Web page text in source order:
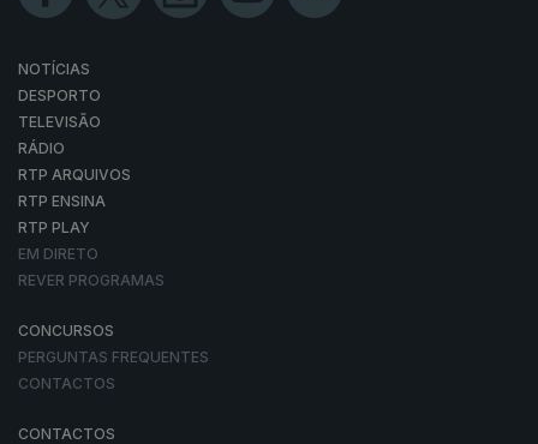
NOTÍCIAS
DESPORTO
TELEVISÃO
RÁDIO
RTP ARQUIVOS
RTP ENSINA
RTP PLAY
EM DIRETO
REVER PROGRAMAS
CONCURSOS
PERGUNTAS FREQUENTES
CONTACTOS
CONTACTOS